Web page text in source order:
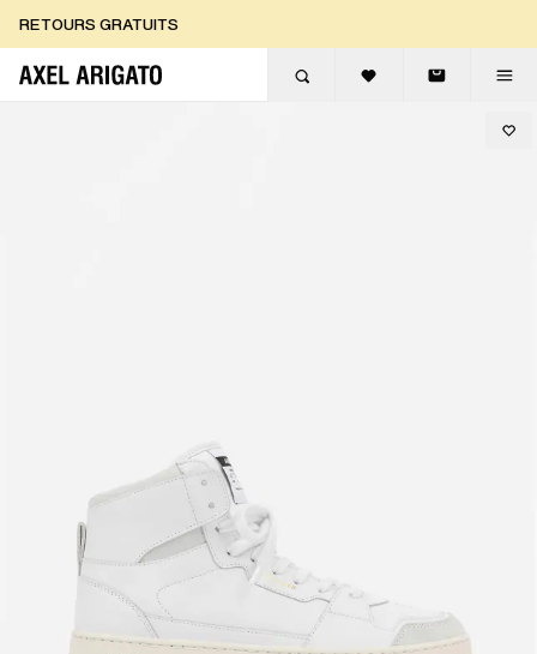
RETOURS GRATUITS
LIVRAISON EXPRESS GRATUITE